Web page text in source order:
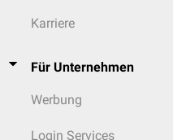
Karriere
Für Unternehmen
Werbung
Login Services